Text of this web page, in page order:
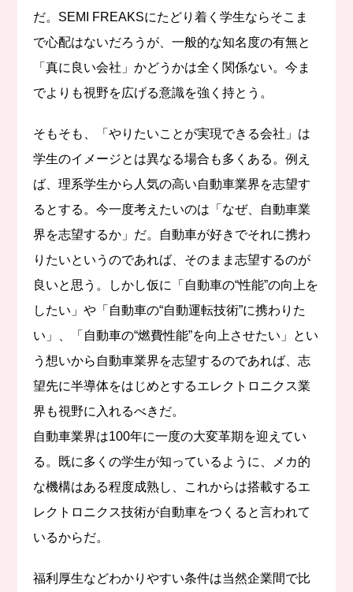
だ。SEMI FREAKSにたどり着く学生ならそこま
で心配はないだろうが、一般的な知名度の有無と
「真に良い会社」かどうかは全く関係ない。今ま
でよりも視野を広げる意識を強く持とう。
そもそも、「やりたいことが実現できる会社」は
学生のイメージとは異なる場合も多くある。例え
ば、理系学生から人気の高い自動車業界を志望す
るとする。今一度考えたいのは「なぜ、自動車業
界を志望するか」だ。自動車が好きでそれに携わ
りたいというのであれば、そのまま志望するのが
良いと思う。しかし仮に「自動車の“性能”の向上を
したい」や「自動車の“自動運転技術”に携わりた
い」、「自動車の“燃費性能”を向上させたい」とい
う想いから自動車業界を志望するのであれば、志
望先に半導体をはじめとするエレクトロニクス業
界も視野に入れるべきだ。
自動車業界は100年に一度の大変革期を迎えてい
る。既に多くの学生が知っているように、メカ的
な機構はある程度成熟し、これからは搭載するエ
レクトロニクス技術が自動車をつくると言われて
いるからだ。
福利厚生などわかりやすい条件は当然企業間で比